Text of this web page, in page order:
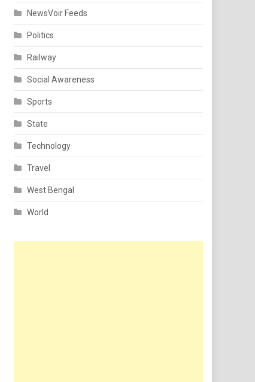
NewsVoir Feeds
Politics
Railway
Social Awareness
Sports
State
Technology
Travel
West Bengal
World